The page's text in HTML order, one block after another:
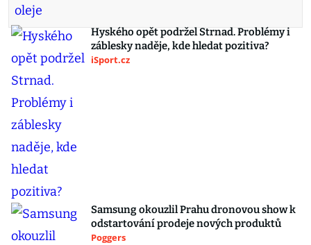
Hyského opět podržel Strnad. Problémy i
záblesky naděje, kde hledat pozitiva?
iSport.cz
Samsung okouzlil Prahu dronovou show k
odstartování prodeje nových produktů
Poggers